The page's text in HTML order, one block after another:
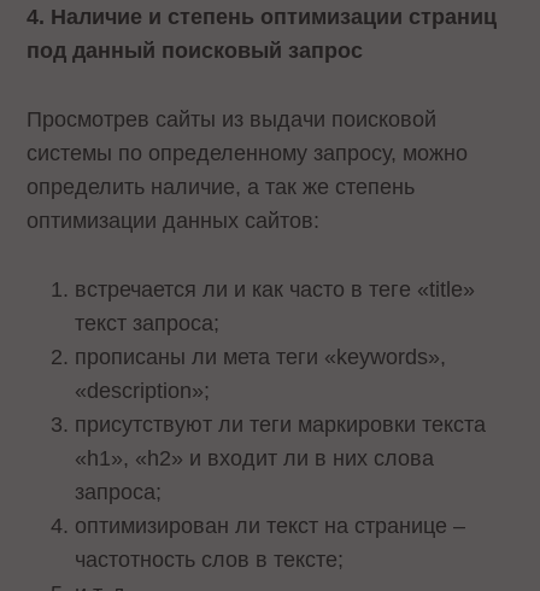
4. Наличие и степень оптимизации страниц
под данный поисковый запрос
Просмотрев сайты из выдачи поисковой
системы по определенному запросу, можно
определить наличие, а так же степень
оптимизации данных сайтов:
встречается ли и как часто в теге «title»
текст запроса;
прописаны ли мета теги «keywords»,
«description»;
присутствуют ли теги маркировки текста
«h1», «h2» и входит ли в них слова
запроса;
оптимизирован ли текст на странице –
частотность слов в тексте;